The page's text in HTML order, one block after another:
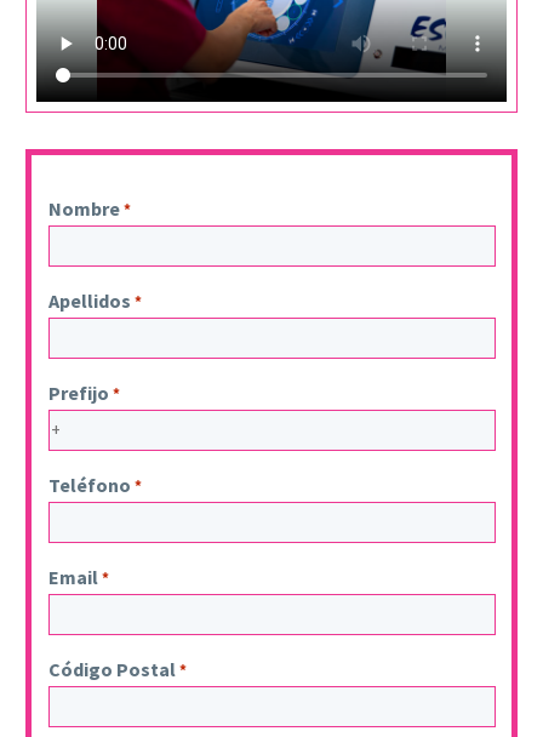
Nombre*
Apellidos *
Prefijo *
Teléfono *
Email*
Código Postal*